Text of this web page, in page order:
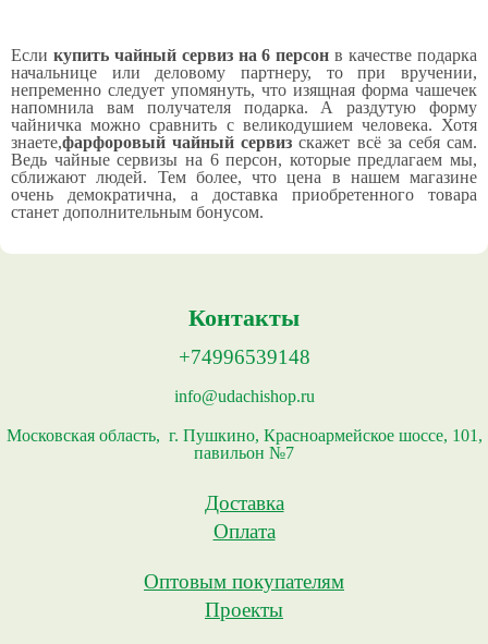
Если купить чайный сервиз на 6 персон в качестве подарка
начальнице или деловому партнеру, то при вручении,
непременно следует упомянуть, что изящная форма чашечек
напомнила вам получателя подарка. А раздутую форму
чайничка можно сравнить с великодушием человека. Хотя
знаете,фарфоровый чайный сервиз скажет всё за себя сам.
Ведь чайные сервизы на 6 персон, которые предлагаем мы,
сближают людей. Тем более, что цена в нашем магазине
очень демократична, а доставка приобретенного товара
станет дополнительным бонусом.
Контакты
+74996539148
info@udachishop.ru
Московская область, г. Пушкино, Красноармейское шоссе, 101,
павильон №7
Доставка
Оплата
Оптовым покупателям
Проекты